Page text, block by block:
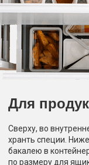
Для
Сверху, во
хранть специи.
бакалею в
по размеру для